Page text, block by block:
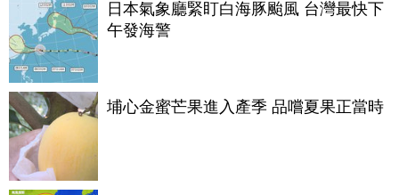
日本氣象廳緊盯白海豚颱風 台灣最快下
午發海警
埔心金蜜芒果進入產季 品嚐夏果正當時